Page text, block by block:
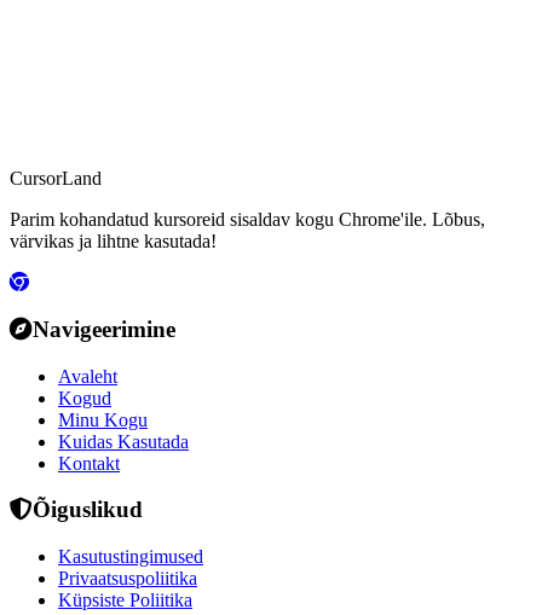
CursorLand
Parim kohandatud kursoreid sisaldav kogu Chrome'ile. Lõbus,
värvikas ja lihtne kasutada!
Navigeerimine
Avaleht
Kogud
Minu Kogu
Kuidas Kasutada
Kontakt
Õiguslikud
Kasutustingimused
Privaatsuspoliitika
Küpsiste Poliitika